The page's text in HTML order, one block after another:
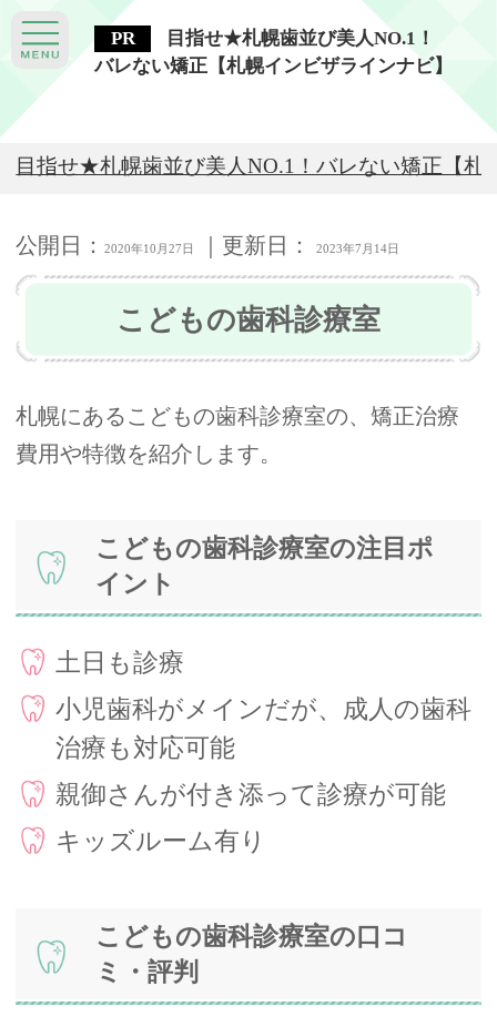
目指せ★札幌歯並び美人NO.1！
バレない矯正【札幌インビザラインナビ】
目指せ★札幌歯並び美人NO.1！バレない矯正【札
公開日：2020年10月27日 ｜更新日：2023年7月14日
こどもの歯科診療室
札幌にあるこどもの歯科診療室の、矯正治療
費用や特徴を紹介します。
こどもの歯科診療室の注目ポ
イント
土日も診療
小児歯科がメインだが、成人の歯科
治療も対応可能
親御さんが付き添って診療が可能
キッズルーム有り
こどもの歯科診療室の口コ
ミ・評判